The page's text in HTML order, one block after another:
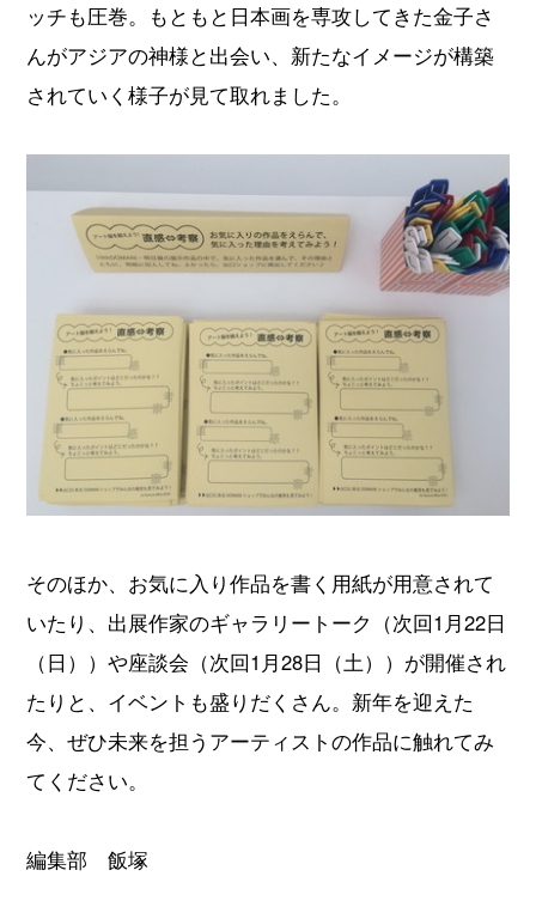
ッチも圧巻。もともと日本画を専攻してきた金子さ
んがアジアの神様と出会い、新たなイメージが構築
されていく様子が見て取れました。
そのほか、お気に入り作品を書く用紙が用意されて
いたり、出展作家のギャラリートーク（次回1月22日
（日））や座談会（次回1月28日（土））が開催され
たりと、イベントも盛りだくさん。新年を迎えた
今、ぜひ未来を担うアーティストの作品に触れてみ
てください。
編集部 飯塚